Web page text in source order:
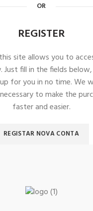
OR
REGISTER
site allows you to
Just fill in the fields
for you in no time. We
to make the
faster and easier.
REGISTAR NOVA CONTA